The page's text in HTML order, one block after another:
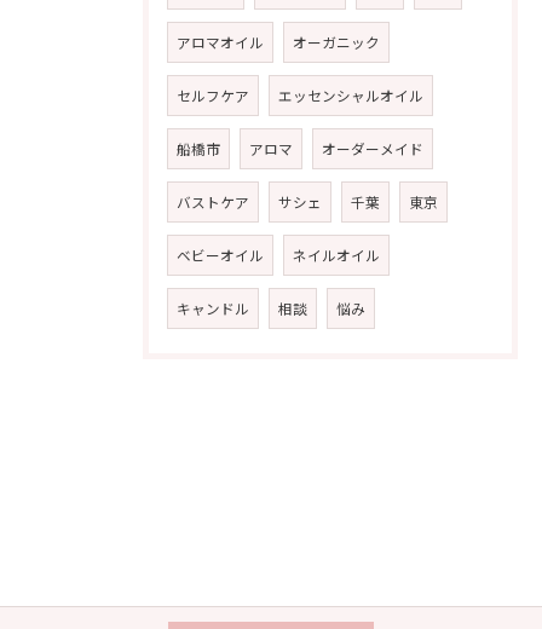
アロマオイル オーガニック
セルフケア エッセンシャルオイル
船橋市 アロマ オーダーメイド
バストケア サシェ 千葉 東京
ベビーオイル ネイルオイル
キャンドル 相談 悩み